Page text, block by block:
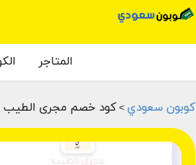
المتاجر
كوبون سعودي > كود خصم مجرى الطيب